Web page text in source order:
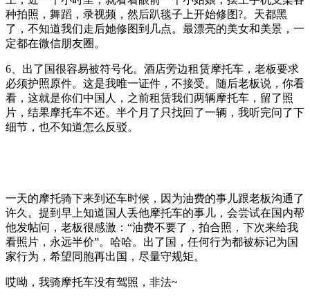
种拍照，舞蹈，录视频，然后趴毯子上开始修图?。天都黑
了，不知道我们走后她修图到几点。最漂亮的美女和美景，一
定都在微信朋友圈。
6、出了国很容易被符号化。酒店旁边租赁摩托车，老板要求
必须护照原件。这是我唯一证件，不接受。随后老板说，你看
看，这就是你们中国人，之前租赁我们两辆摩托车，留了照
片，结果摩托车不还。半个月了只找回了一辆，我听完问了下
细节，也不知道怎么反驳。
一天的摩托骑下来到还车时候，因为油费的事儿跟老板沟通了
许久。提到早上知道国人丢他摩托车的事儿，会尝试在国内帮
他发帖问，老板很感激：“油费不要了，拍合照，下次来给我
看照片，永远半价”。哈哈。出了国，任何行为都被标记为国
家行为，希望同胞再出国，尽量守规矩。
哎呦，我骑摩托车没有驾照，非法~